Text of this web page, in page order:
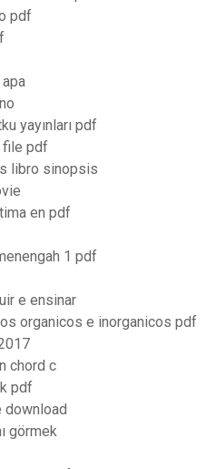
pdf
yayınları pdf
file pdf
libro sinopsis
en pdf
1 pdf
e ensinar
organicos e inorganicos pdf
chord c
pdf
download
görmek